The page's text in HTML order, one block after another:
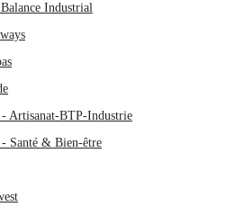
Industrial
Artisanat-BTP-Industrie
Santé & Bien-être